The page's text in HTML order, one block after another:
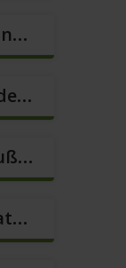
Verkaufsberater / Kundenberater In VZ/TZ (m/w/d)
Berater Für Den Kundenservice (m/w/d)
Kundenberater Im Außendienst – Direktvertrieb (m/w/d)
Quereinsteiger / Berater Im Vertrieb In VZ/TZ (m/w/d)